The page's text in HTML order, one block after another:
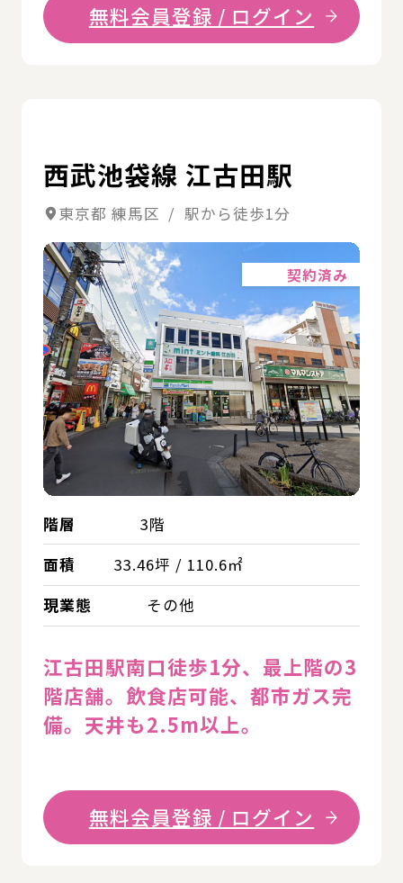
無料会員登録 / ログイン
西武池袋線 江古田駅
東京都 練馬区 / 駅から徒歩1分
契約済み
階層
3階
面積
33.46坪 / 110.6㎡
現業態
その他
江古田駅南口徒歩1分、最上階の3
階店舗。飲食店可能、都市ガス完
備。天井も2.5m以上。
無料会員登録 / ログイン